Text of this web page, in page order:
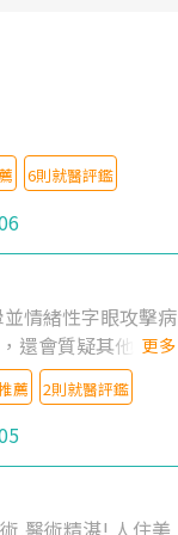
6則就醫評鑑
情緒性字眼攻擊病
還會質疑其他醫生
更多
薦 2則就醫評鑑